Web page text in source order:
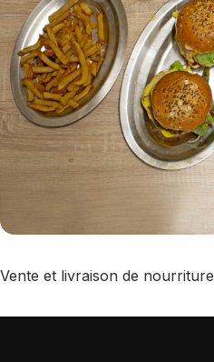
Vente et livraison de nourriture